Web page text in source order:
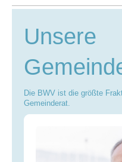
Unsere
Die BWV ist die größte
Gemeinderat.